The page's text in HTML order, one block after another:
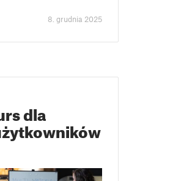
8. grudnia 2025
dla